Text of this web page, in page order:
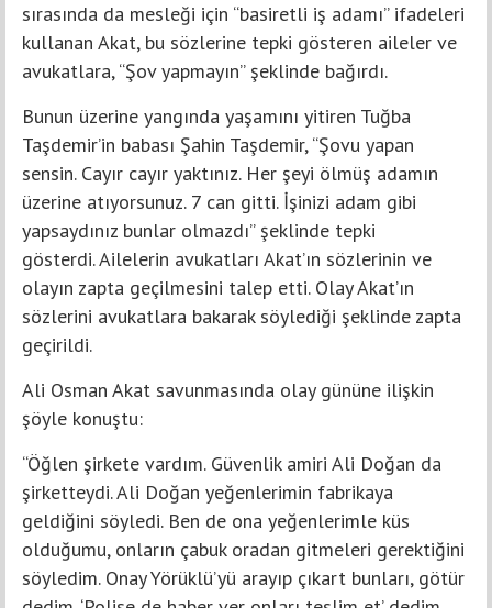
sırasında da mesleği için “basiretli iş adamı” ifadeleri
kullanan Akat, bu sözlerine tepki gösteren aileler ve
avukatlara, “Şov yapmayın” şeklinde bağırdı.
Bunun üzerine yangında yaşamını yitiren Tuğba
Taşdemir’in babası Şahin Taşdemir, “Şovu yapan
sensin. Cayır cayır yaktınız. Her şeyi ölmüş adamın
üzerine atıyorsunuz. 7 can gitti. İşinizi adam gibi
yapsaydınız bunlar olmazdı” şeklinde tepki
gösterdi. Ailelerin avukatları Akat’ın sözlerinin ve
olayın zapta geçilmesini talep etti. Olay Akat’ın
sözlerini avukatlara bakarak söylediği şeklinde zapta
geçirildi.
Ali Osman Akat savunmasında olay gününe ilişkin
şöyle konuştu:
“Öğlen şirkete vardım. Güvenlik amiri Ali Doğan da
şirketteydi. Ali Doğan yeğenlerimin fabrikaya
geldiğini söyledi. Ben de ona yeğenlerimle küs
olduğumu, onların çabuk oradan gitmeleri gerektiğini
söyledim. Onay Yörüklü’yü arayıp çıkart bunları, götür